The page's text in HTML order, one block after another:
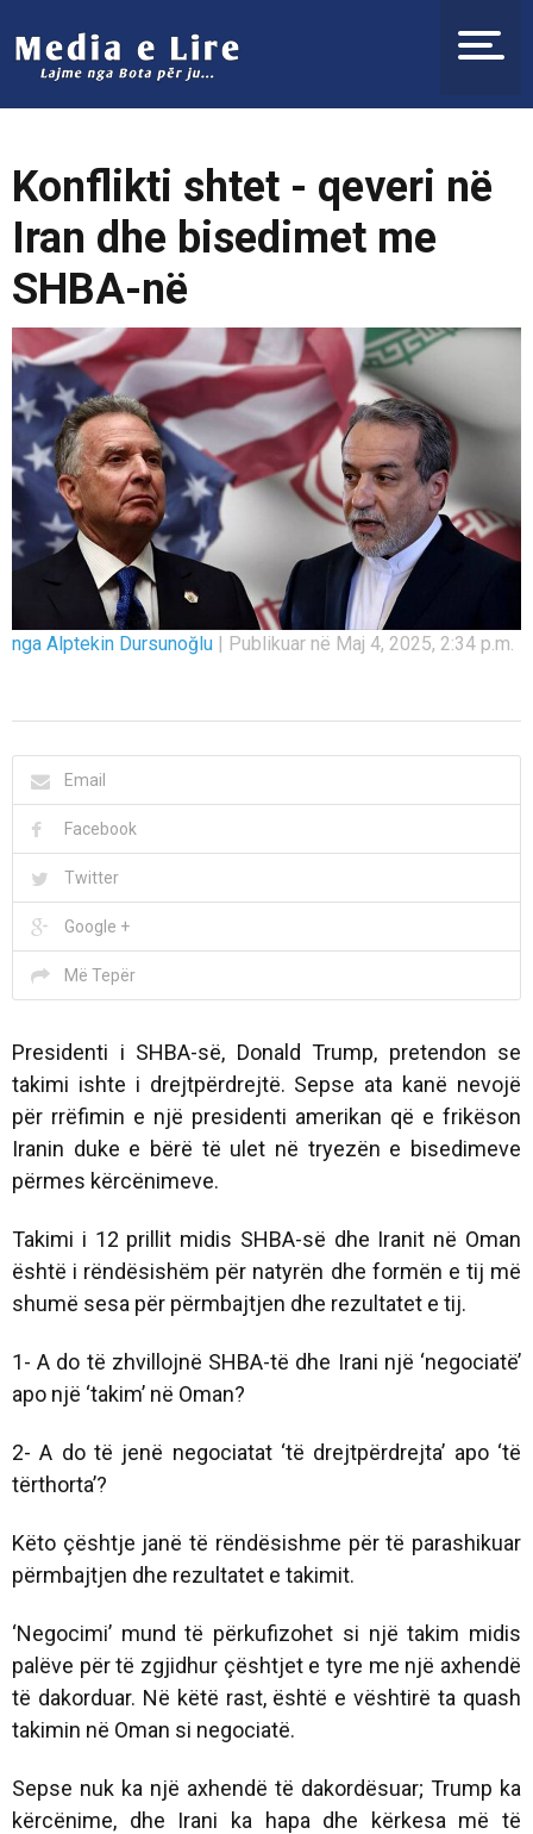
Konflikti shtet - qeveri në
Iran dhe bisedimet me
SHBA-në
nga Alptekin Dursunoğlu | Publikuar në Maj 4, 2025, 2:34 p.m.
Email
Facebook
Twitter
Google +
Më Tepër
Presidenti i SHBA-së, Donald Trump, pretendon se
takimi ishte i drejtpërdrejtë. Sepse ata kanë nevojë
për rrëfimin e një presidenti amerikan që e frikëson
Iranin duke e bërë të ulet në tryezën e bisedimeve
përmes kërcënimeve.
Takimi i 12 prillit midis SHBA-së dhe Iranit në Oman
është i rëndësishëm për natyrën dhe formën e tij më
shumë sesa për përmbajtjen dhe rezultatet e tij.
1- A do të zhvillojnë SHBA-të dhe Irani një ‘negociatë’
apo një ‘takim’ në Oman?
2- A do të jenë negociatat ‘të drejtpërdrejta’ apo ‘të
tërthorta’?
Këto çështje janë të rëndësishme për të parashikuar
përmbajtjen dhe rezultatet e takimit.
‘Negocimi’ mund të përkufizohet si një takim midis
palëve për të zgjidhur çështjet e tyre me një axhendë
të dakorduar. Në këtë rast, është e vështirë ta quash
takimin në Oman si negociatë.
Sepse nuk ka një axhendë të dakordësuar; Trump ka
kërcënime, dhe Irani ka hapa dhe kërkesa më të